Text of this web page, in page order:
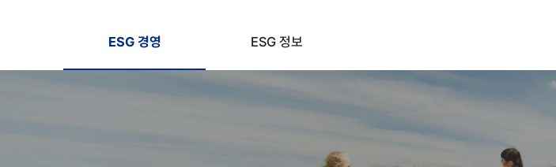
ESG 경영 ESG 정보